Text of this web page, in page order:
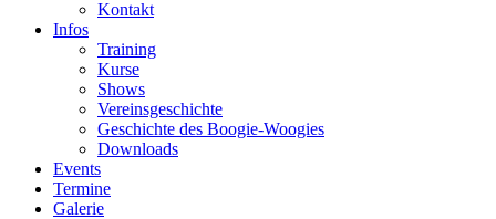
Kontakt
Infos
Training
Kurse
Shows
Vereinsgeschichte
Geschichte des Boogie-Woogies
Downloads
Events
Termine
Galerie